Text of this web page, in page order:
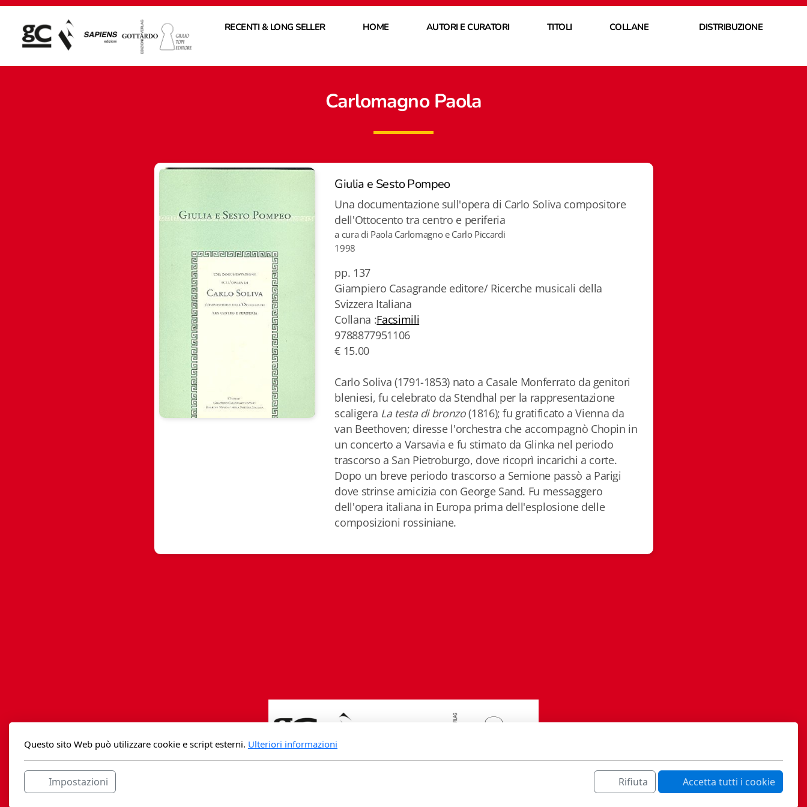
RECENTI & LONG SELLER HOME AUTORI E CURATORI TITOLI COLLANE DISTRIBUZIONE
Carlomagno Paola
Giulia e Sesto Pompeo
Una documentazione sull'opera di Carlo Soliva compositore
dell'Ottocento tra centro e periferia
a cura di Paola Carlomagno e Carlo Piccardi
1998
pp. 137
Giampiero Casagrande editore/ Ricerche musicali della
Svizzera Italiana
Collana :Facsimili
9788877951106
€ 15.00
Carlo Soliva (1791-1853) nato a Casale Monferrato da genitori
bleniesi, fu celebrato da Stendhal per la rappresentazione
scaligera La testa di bronzo(1816); fu gratificato a Vienna da
van Beethoven; diresse l'orchestra che accompagnò Chopin in
un concerto a Varsavia e fu stimato da Glinka nel periodo
trascorso a San Pietroburgo, dove ricoprì incarichi a corte.
Dopo un breve periodo trascorso a Semione passò a Parigi
dove strinse amicizia con George Sand. Fu messaggero
dell'opera italiana in Europa prima dell'esplosione delle
composizioni rossiniane.
Questo sito Web può utilizzare cookie e script esterni. Ulteriori informazioni
Impostazioni Rifiuta Accetta tutti i cookie